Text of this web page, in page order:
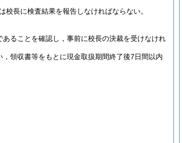
長に検査結果を報告しなければならない。
ることを確認し，事前に校長の決裁を受けなけれ
領収書等をもとに現金取扱期間終了後7日間以内